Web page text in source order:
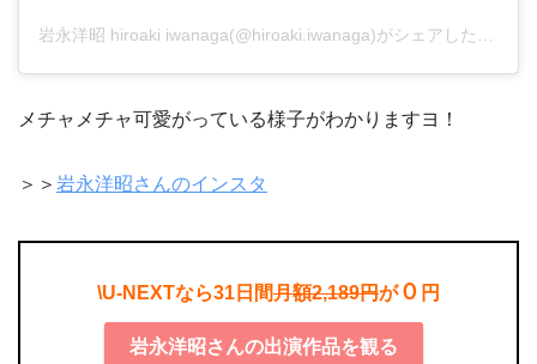
メチャメチャ可愛がっている様子がわかりますヨ！
＞＞ 岩永洋昭さんのインスタ
\U-NEXTなら31日間月額2,189円が０ 円
岩永洋昭さんの出演作品を観る